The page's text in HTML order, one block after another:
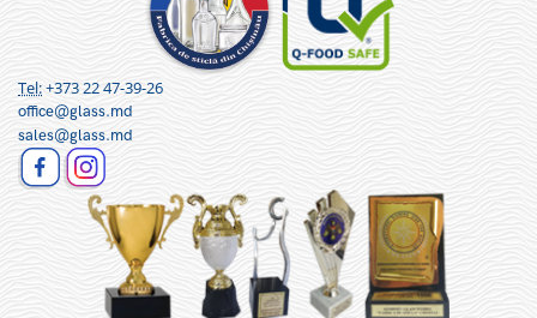
Tel:+373 22 47-39-26
office@glass.md
sales@glass.md